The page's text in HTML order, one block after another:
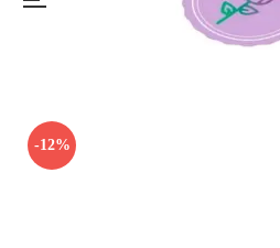
-12%